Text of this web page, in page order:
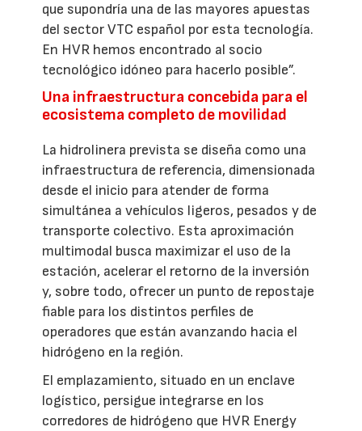
que supondría una de las mayores apuestas
del sector VTC español por esta tecnología.
En HVR hemos encontrado al socio
tecnológico idóneo para hacerlo posible”.
Una infraestructura concebida para el
ecosistema completo de movilidad
La hidrolinera prevista se diseña como una
infraestructura de referencia, dimensionada
desde el inicio para atender de forma
simultánea a vehículos ligeros, pesados y de
transporte colectivo. Esta aproximación
multimodal busca maximizar el uso de la
estación, acelerar el retorno de la inversión
y, sobre todo, ofrecer un punto de repostaje
fiable para los distintos perfiles de
operadores que están avanzando hacia el
hidrógeno en la región.
El emplazamiento, situado en un enclave
logístico, persigue integrarse en los
corredores de hidrógeno que HVR Energy